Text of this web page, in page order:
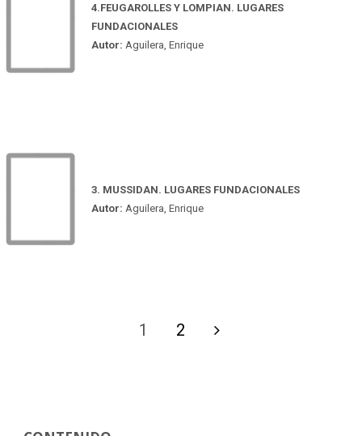
4.FEUGAROLLES Y LOMPIAN. LUGARES
FUNDACIONALES
Autor: Aguilera, Enrique
3. MUSSIDAN. LUGARES FUNDACIONALES
Autor: Aguilera, Enrique
1 2